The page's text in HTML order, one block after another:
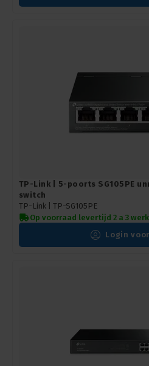
TP-Link | 5-poorts SG105PE
switch
TP-Link | TP-SG105PE
Op voorraad levertijd 2 a 3
Login